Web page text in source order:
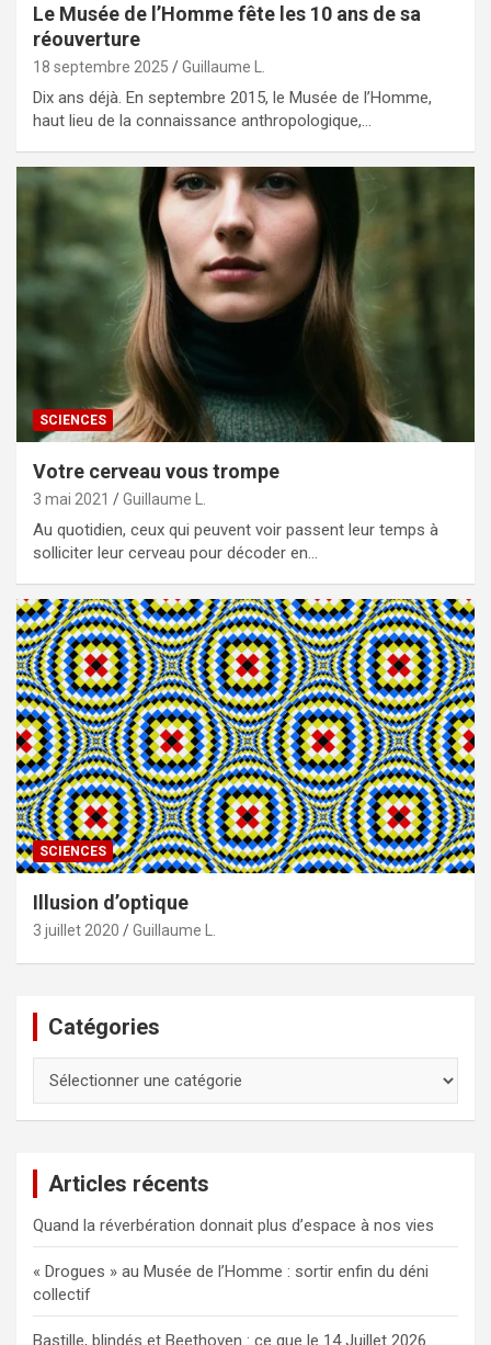
Le Musée de l’Homme fête les 10 ans de sa
réouverture
18 septembre 2025 Guillaume L.
Dix ans déjà. En septembre 2015, le Musée de l’Homme,
haut lieu de la connaissance anthropologique,…
SCIENCES
Votre cerveau vous trompe
3 mai 2021 Guillaume L.
Au quotidien, ceux qui peuvent voir passent leur temps à
solliciter leur cerveau pour décoder en…
SCIENCES
Illusion d’optique
3 juillet 2020 Guillaume L.
Catégories
Articles récents
Quand la réverbération donnait plus d’espace à nos vies
« Drogues » au Musée de l’Homme : sortir enfin du déni
collectif
Bastille, blindés et Beethoven : ce que le 14 Juillet 2026